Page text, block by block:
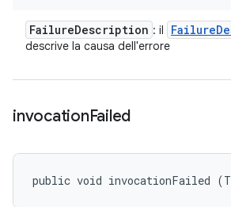
FailureDescription : il Failure
descrive la causa dell'errore
invocationFailed
public void invocationFailed